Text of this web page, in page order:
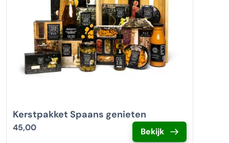
Kerstpakket Spaans genieten
45,00 Bekijk